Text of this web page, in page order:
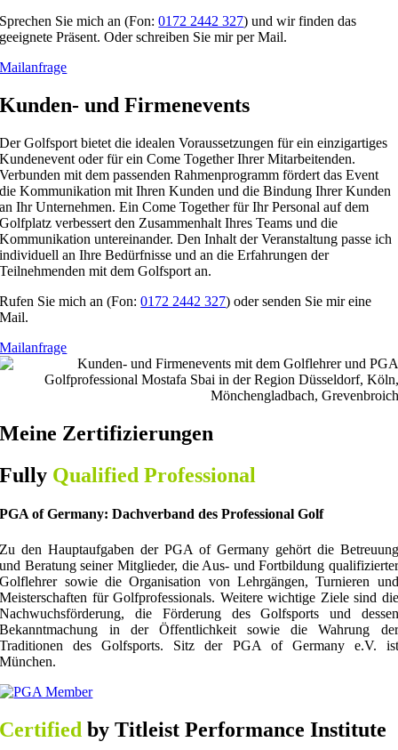
Sprechen Sie mich an (Fon:0172 2442 327) und wir finden das
geeignete Präsent. Oder schreiben Sie mir per Mail.
Mailanfrage
Kunden- und Firmenevents
Der Golfsport bietet die idealen Voraussetzungen für ein einzigartiges
Kundenevent oder für ein Come Together Ihrer Mitarbeitenden.
Verbunden mit dem passenden Rahmenprogramm fördert das Event
die Kommunikation mit Ihren Kunden und die Bindung Ihrer Kunden
an Ihr Unternehmen. Ein Come Together für Ihr Personal auf dem
Golfplatz verbessert den Zusammenhalt Ihres Teams und die
Kommunikation untereinander. Den Inhalt der Veranstaltung passe ich
individuell an Ihre Bedürfnisse und an die Erfahrungen der
Teilnehmenden mit dem Golfsport an.
Rufen Sie mich an (Fon:0172 2442 327) oder senden Sie mir eine
Mail.
Mailanfrage
Meine Zertifizierungen
Fully Qualified Professional
PGA of Germany: Dachverband des Professional Golf
Zu den Hauptaufgaben der PGA of Germany gehört die Betreuung
und Beratung seiner Mitglieder, die Aus- und Fortbildung qualifizierter
Golflehrer sowie die Organisation von Lehrgängen, Turnieren und
Meisterschaften für Golfprofessionals. Weitere wichtige Ziele sind die
Nachwuchsförderung, die Förderung des Golfsports und dessen
Bekanntmachung in der Öffentlichkeit sowie die Wahrung der
Traditionen des Golfsports. Sitz der PGA of Germany e.V. ist
München.
Certified by Titleist Performance Institute